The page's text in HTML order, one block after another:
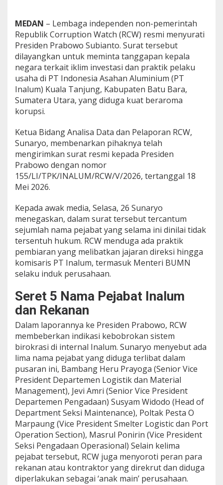
o
,
B
n
g
k
a
r
D
a
a
n
K
o
r
s
i
D
a
n
B
r
a
g
P
a
s
u
d
P
I
n
a
l
u
m
MEDAN – Lembaga independen non-pemerintah
Republik Corruption Watch (RCW) resmi menyurati
Presiden Prabowo Subianto. Surat tersebut
dilayangkan untuk meminta tanggapan kepala
negara terkait iklim investasi dan praktik pelaku
usaha di PT Indonesia Asahan Aluminium (PT
Inalum) Kuala Tanjung, Kabupaten Batu Bara,
Sumatera Utara, yang diduga kuat beraroma
korupsi.
Ketua Bidang Analisa Data dan Pelaporan RCW,
Sunaryo, membenarkan pihaknya telah
mengirimkan surat resmi kepada Presiden
Prabowo dengan nomor
155/LI/TPK/INALUM/RCW/V/2026, tertanggal 18
Mei 2026.
Kepada awak media, Selasa, 26 Sunaryo
menegaskan, dalam surat tersebut tercantum
sejumlah nama pejabat yang selama ini dinilai tidak
tersentuh hukum. RCW menduga ada praktik
pembiaran yang melibatkan jajaran direksi hingga
komisaris PT Inalum, termasuk Menteri BUMN
selaku induk perusahaan.
Seret 5 Nama Pejabat Inalum
dan Rekanan
Dalam laporannya ke Presiden Prabowo, RCW
membeberkan indikasi kebobrokan sistem
birokrasi di internal Inalum. Sunaryo menyebut ada
lima nama pejabat yang diduga terlibat dalam
pusaran ini, Bambang Heru Prayoga (Senior Vice
President Departemen Logistik dan Material
Management), Jevi Amri (Senior Vice President
Departemen Pengadaan) Susyam Widodo (Head of
Department Seksi Maintenance), Poltak Pesta O
Marpaung (Vice President Smelter Logistic dan Port
Operation Section), Masrul Ponirin (Vice President
Seksi Pengadaan Operasional) Selain kelima
pejabat tersebut, RCW juga menyoroti peran para
rekanan atau kontraktor yang direkrut dan diduga
diperlakukan sebagai ‘anak main’ perusahaan.